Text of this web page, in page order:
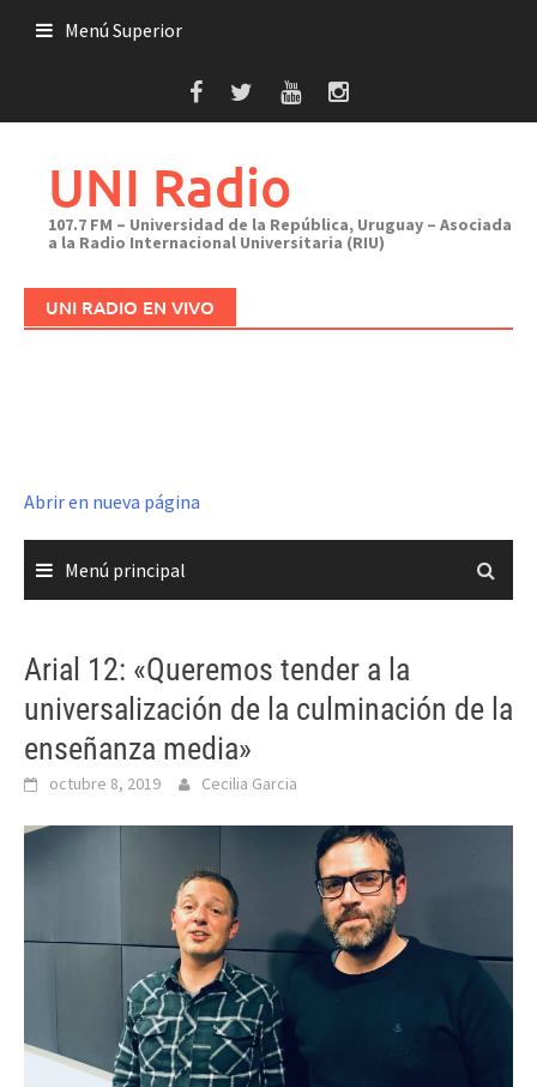
Menú Superior
UNI Radio
107.7 FM – Universidad de la República, Uruguay – Asociada
a la Radio Internacional Universitaria (RIU)
UNI RADIO EN VIVO
Abrir en nueva página
Menú principal
Arial 12: «Queremos tender a la
universalización de la culminación de la
enseñanza media»
octubre 8, 2019 Cecilia Garcia